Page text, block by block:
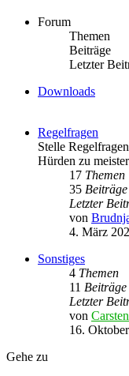
Forum
Themen
Beiträge
Letzter
Downloads
Regelfragen
Stelle
Hürden zu
17 Themen
35 Beiträge
Letzter
von
4. März
Sonstiges
4 Themen
11 Beiträge
Letzter
von Carsten
16.
Gehe zu